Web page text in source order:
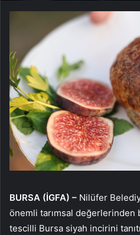
BURSA (İGFA) – Nilüfer
önemli tarımsal değerlerinden
tescilli Bursa siyah incirini